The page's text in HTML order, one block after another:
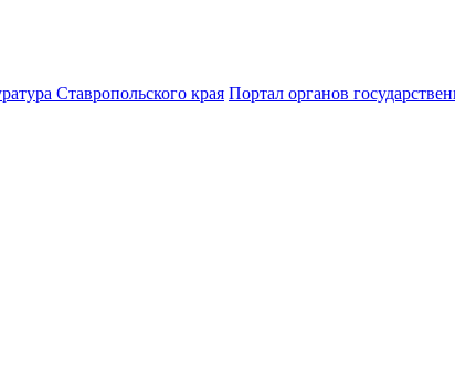
Ставропольского края Портал органов